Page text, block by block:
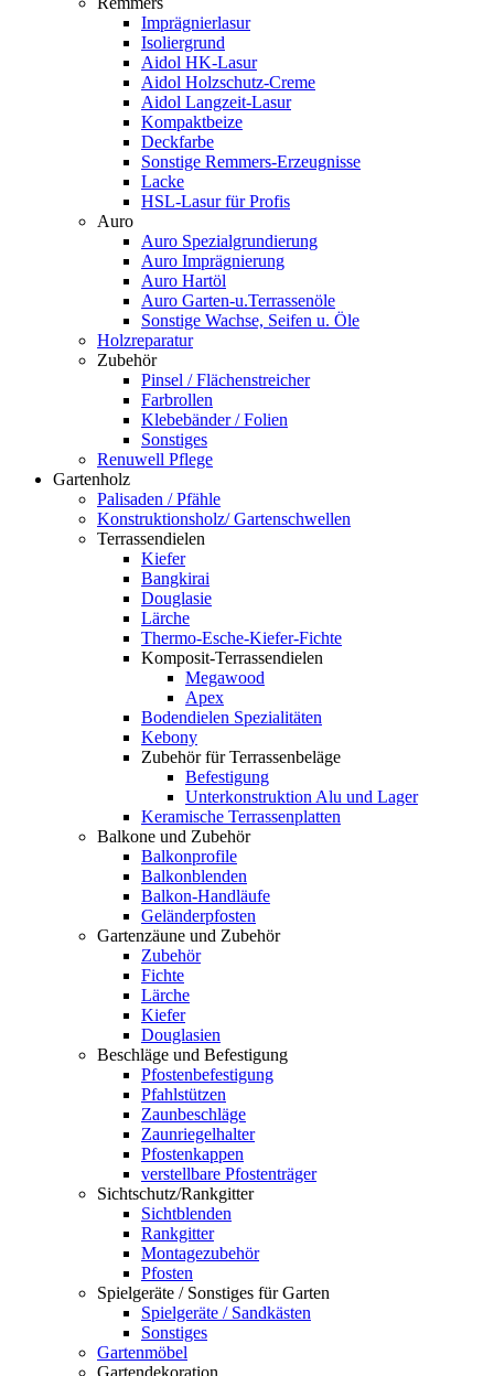
Imprägnierlasur
Isoliergrund
Aidol HK-Lasur
Aidol Holzschutz-Creme
Aidol Langzeit-Lasur
Kompaktbeize
Deckfarbe
Sonstige Remmers-Erzeugnisse
Lacke
HSL-Lasur für Profis
Auro
Auro Spezialgrundierung
Auro Imprägnierung
Auro Hartöl
Auro Garten-u.Terrassenöle
Sonstige Wachse, Seifen u. Öle
Holzreparatur
Zubehör
Pinsel / Flächenstreicher
Farbrollen
Klebebänder / Folien
Sonstiges
Renuwell Pflege
Gartenholz
Palisaden / Pfähle
Konstruktionsholz/ Gartenschwellen
Terrassendielen
Kiefer
Bangkirai
Douglasie
Lärche
Thermo-Esche-Kiefer-Fichte
Komposit-Terrassendielen
Megawood
Apex
Bodendielen Spezialitäten
Kebony
Zubehör für Terrassenbeläge
Befestigung
Unterkonstruktion Alu und Lager
Keramische Terrassenplatten
Balkone und Zubehör
Balkonprofile
Balkonblenden
Balkon-Handläufe
Geländerpfosten
Gartenzäune und Zubehör
Zubehör
Fichte
Lärche
Kiefer
Douglasien
Beschläge und Befestigung
Pfostenbefestigung
Pfahlstützen
Zaunbeschläge
Zaunriegelhalter
Pfostenkappen
verstellbare Pfostenträger
Sichtschutz/Rankgitter
Sichtblenden
Rankgitter
Montagezubehör
Pfosten
Spielgeräte / Sonstiges für Garten
Spielgeräte / Sandkästen
Sonstiges
Gartenmöbel